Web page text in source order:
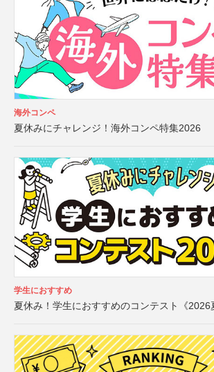
海外コンペ
夏休みにチャレンジ！海外コンペ特集2026
学生におすすめ
夏休み！学生におすすめのコンテスト《2026